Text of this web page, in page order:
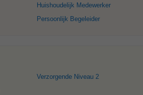
Huishoudelijk Medewerker
Persoonlijk Begeleider
Verzorgende Niveau 2